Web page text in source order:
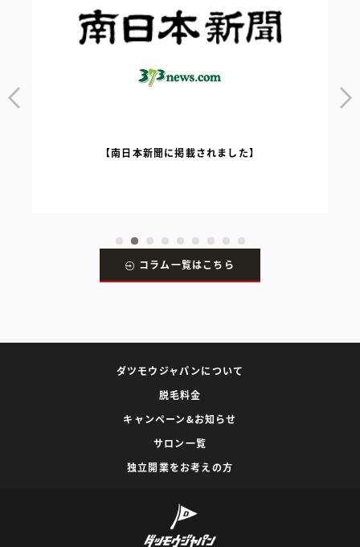
【南日本新聞に掲載されました】
コラム一覧はこちら
ダツモウジャパンについて
脱毛料金
キャンペーン&お知らせ
サロン一覧
独立開業をお考えの方